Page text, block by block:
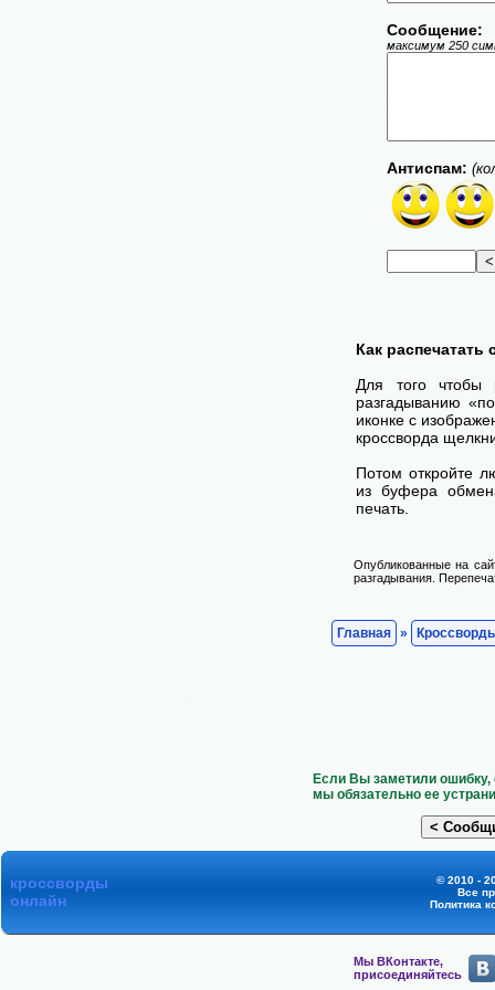
Сообщение:
максимум 250
Антиспам:
Как
Для того чтобы
разгадыванию
иконке с
кроссворда
Потом откройте
из буфера
печать.
Опубликованные на
разгадывания.
Главная »
Если Вы заметили
мы обязательно ее
кроссворды
онлайн
© 2010 -
Все
Политика
Мы ВКонтакте,
присоединяйтесь